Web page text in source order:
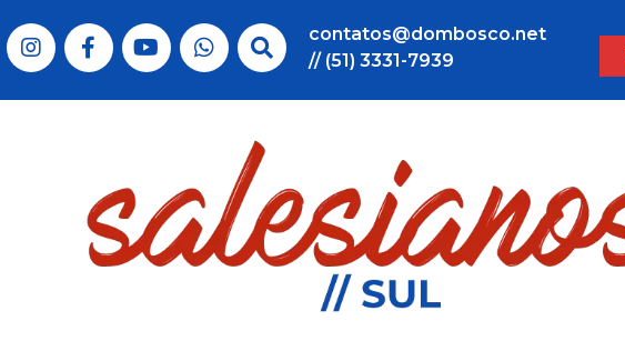
contatos@dombosco.net
// (51) 3331-7939